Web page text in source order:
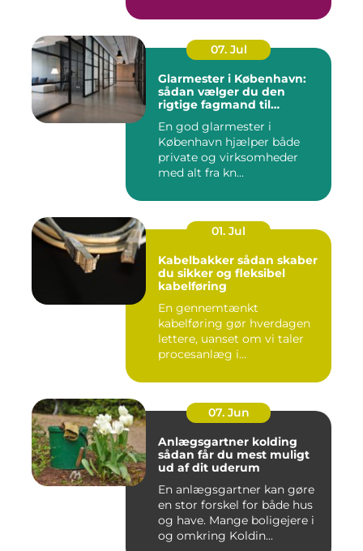
07. Jul
Glarmester i København:
sådan vælger du den
rigtige fagmand til
En god glarmester i
København hjælper både
private og virksomheder
med alt fra kn...
01. Jul
Kabelbakker sådan skaber
du sikker og fleksibel
kabelføring
En gennemtænkt
kabelføring gør hverdagen
lettere, uanset om vi taler
procesanlæg i
07. Jun
Anlægsgartner kolding
sådan får du mest muligt
ud af dit uderum
En anlægsgartner kan gøre
en stor forskel for både hus
og have. Mange boligejere i
og omkring Koldin...